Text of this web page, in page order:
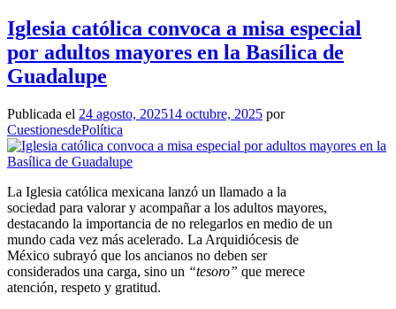
Iglesia católica convoca a misa especial
por adultos mayores en la Basílica de
Guadalupe
Publicada el 24 agosto, 202514 octubre, 2025 por
CuestionesdePolítica
La Iglesia católica mexicana lanzó un llamado a la
sociedad para valorar y acompañar a los adultos mayores,
destacando la importancia de no relegarlos en medio de un
mundo cada vez más acelerado. La Arquidiócesis de
México subrayó que los ancianos no deben ser
considerados una carga, sino un “tesoro” que merece
atención, respeto y gratitud.